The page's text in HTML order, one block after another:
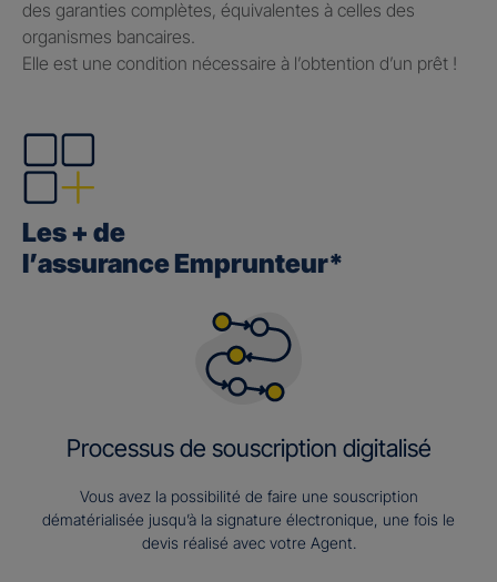
des garanties complètes, équivalentes à celles des
organismes bancaires.
Elle est une condition nécessaire à l’obtention d’un prêt !
Les + de
l’assurance Emprunteur*
Processus de souscription digitalisé
Vous avez la possibilité de faire une souscription
dématérialisée jusqu’à la signature électronique, une fois le
devis réalisé avec votre Agent.